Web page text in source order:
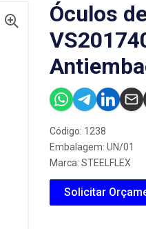
Óculos
Código: 1238
Embalagem: UN/01
Marca: STEELFLEX
Solicitar